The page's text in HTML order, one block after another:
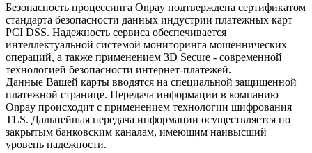
Безопасность процессинга Onpay подтверждена сертификатом
стандарта безопасности данных индустрии платежных карт
PCI DSS. Надежность сервиса обеспечивается
интеллектуальной системой мониторинга мошеннических
операций, а также применением 3D Secure - современной
технологией безопасности интернет-платежей.
Данные Вашей карты вводятся на специальной защищенной
платежной странице. Передача информации в компанию
Onpay происходит с применением технологии шифрования
TLS. Дальнейшая передача информации осуществляется по
закрытым банковским каналам, имеющим наивысший
уровень надежности.